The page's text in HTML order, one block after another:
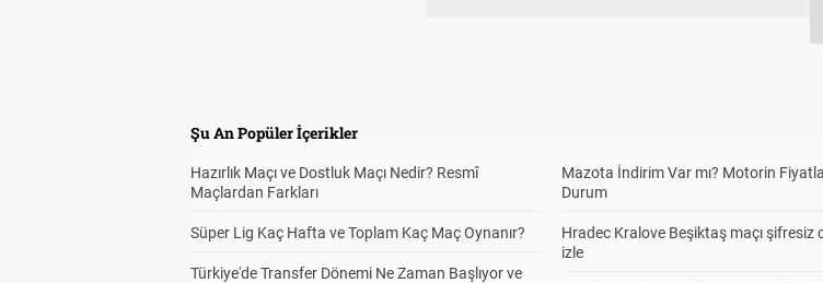
Şu An Popüler İçerikler
Hazırlık Maçı ve Dostluk Maçı Nedir? Resmî
Maçlardan Farkları
Süper Lig Kaç Hafta ve Toplam Kaç Maç Oynanır?
Türkiye'de Transfer Dönemi Ne Zaman Başlıyor ve
Mazota İndirim Var mı? Motorin
Durum
Hradec Kralove Beşiktaş maçı şifresiz
izle